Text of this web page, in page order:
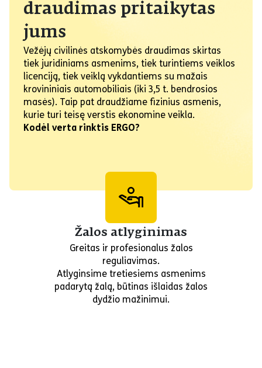
draudimas pritaikytas
jums
Vežėjų civilinės atskomybės draudimas skirtas
tiek juridiniams asmenims, tiek turintiems veiklos
licenciją, tiek veiklą vykdantiems su mažais
krovininiais automobiliais (iki 3,5 t. bendrosios
masės). Taip pat draudžiame fizinius asmenis,
kurie turi teisę verstis ekonomine veikla.
Kodėl verta rinktis ERGO?
Žalos atlyginimas
Greitas ir profesionalus žalos
reguliavimas.
Atlyginsime tretiesiems asmenims
padarytą žalą, būtinas išlaidas žalos
dydžio mažinimui.